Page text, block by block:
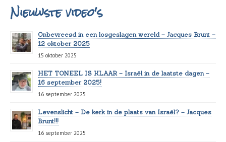
Nieuwste video's
Onbevreesd in een losgeslagen wereld – Jacques Brunt –
12 oktober 2025
15 oktober 2025
HET TONEEL IS KLAAR – Israël in de laatste dagen –
16 september 2025!
16 september 2025
Levenslicht – De kerk in de plaats van Israël? – Jacques
Brunt!!!
16 september 2025